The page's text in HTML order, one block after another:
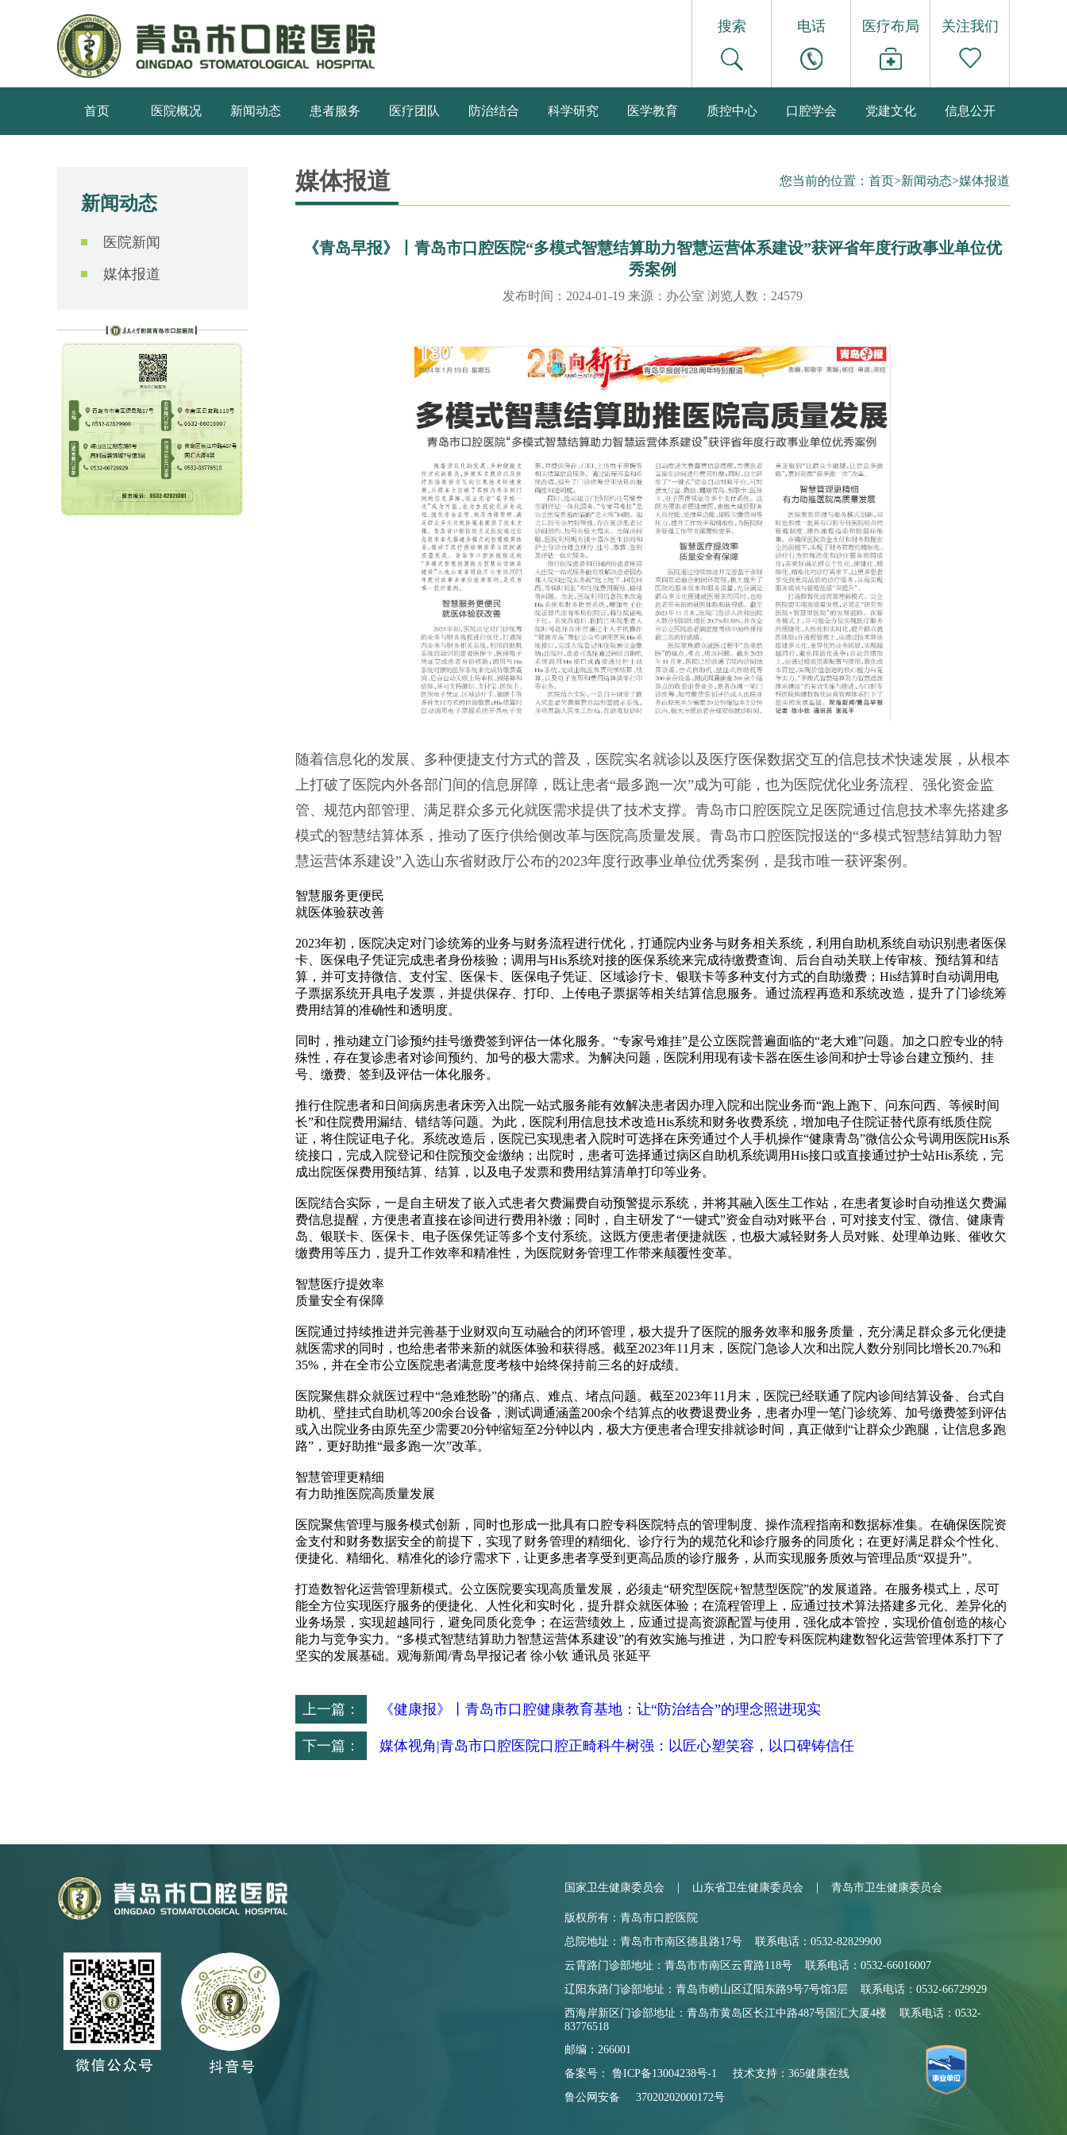
搜索 电话 医疗布局 关注我们
首页 医院概况 新闻动态 患者服务 医疗团队 防治结合 科学研究 医学教育 质控中心 口腔学会 党建文化 信息公开
新闻动态
医院新闻
媒体报道
媒体报道 您当前的位置： 首页>新闻动态>媒体报道
《青岛早报》丨青岛市口腔医院“多模式智慧结算助力智慧运营体系建设”获评省年度行政事业单位优
秀案例
发布时间：2024-01-19 来源：办公室 浏览人数：24579
随着信息化的发展、多种便捷支付方式的普及，医院实名就诊以及医疗医保数据交互的信息技术快速发展，从根本
上打破了医院内外各部门间的信息屏障，既让患者“最多跑一次”成为可能，也为医院优化业务流程、强化资金监
管、规范内部管理、满足群众多元化就医需求提供了技术支撑。青岛市口腔医院立足医院通过信息技术率先搭建多
模式的智慧结算体系，推动了医疗供给侧改革与医院高质量发展。青岛市口腔医院报送的“多模式智慧结算助力智
慧运营体系建设”入选山东省财政厅公布的2023年度行政事业单位优秀案例，是我市唯一获评案例。
智慧服务更便民
就医体验获改善
2023年初，医院决定对门诊统筹的业务与财务流程进行优化，打通院内业务与财务相关系统，利用自助机系统自动识别患者医保
卡、医保电子凭证完成患者身份核验；调用与His系统对接的医保系统来完成待缴费查询、后台自动关联上传审核、预结算和结
算，并可支持微信、支付宝、医保卡、医保电子凭证、区域诊疗卡、银联卡等多种支付方式的自助缴费；His结算时自动调用电
子票据系统开具电子发票，并提供保存、打印、上传电子票据等相关结算信息服务。通过流程再造和系统改造，提升了门诊统筹
费用结算的准确性和透明度。
同时，推动建立门诊预约挂号缴费签到评估一体化服务。“专家号难挂”是公立医院普遍面临的“老大难”问题。加之口腔专业的特
殊性，存在复诊患者对诊间预约、加号的极大需求。为解决问题，医院利用现有读卡器在医生诊间和护士导诊台建立预约、挂
号、缴费、签到及评估一体化服务。
推行住院患者和日间病房患者床旁入出院一站式服务能有效解决患者因办理入院和出院业务而“跑上跑下、问东问西、等候时间
长”和住院费用漏结、错结等问题。为此，医院利用信息技术改造His系统和财务收费系统，增加电子住院证替代原有纸质住院
证，将住院证电子化。系统改造后，医院已实现患者入院时可选择在床旁通过个人手机操作“健康青岛”微信公众号调用医院His系
统接口，完成入院登记和住院预交金缴纳；出院时，患者可选择通过病区自助机系统调用His接口或直接通过护士站His系统，完
成出院医保费用预结算、结算，以及电子发票和费用结算清单打印等业务。
医院结合实际，一是自主研发了嵌入式患者欠费漏费自动预警提示系统，并将其融入医生工作站，在患者复诊时自动推送欠费漏
费信息提醒，方便患者直接在诊间进行费用补缴；同时，自主研发了“一键式”资金自动对账平台，可对接支付宝、微信、健康青
岛、银联卡、医保卡、电子医保凭证等多个支付系统。这既方便患者便捷就医，也极大减轻财务人员对账、处理单边账、催收欠
缴费用等压力，提升工作效率和精准性，为医院财务管理工作带来颠覆性变革。
智慧医疗提效率
质量安全有保障
医院通过持续推进并完善基于业财双向互动融合的闭环管理，极大提升了医院的服务效率和服务质量，充分满足群众多元化便捷
就医需求的同时，也给患者带来新的就医体验和获得感。截至2023年11月末，医院门急诊人次和出院人数分别同比增长20.7%和
35%，并在全市公立医院患者满意度考核中始终保持前三名的好成绩。
医院聚焦群众就医过程中“急难愁盼”的痛点、难点、堵点问题。截至2023年11月末，医院已经联通了院内诊间结算设备、台式自
助机、壁挂式自助机等200余台设备，测试调通涵盖200余个结算点的收费退费业务，患者办理一笔门诊统筹、加号缴费签到评估
或入出院业务由原先至少需要20分钟缩短至2分钟以内，极大方便患者合理安排就诊时间，真正做到“让群众少跑腿，让信息多跑
路”，更好助推“最多跑一次”改革。
智慧管理更精细
有力助推医院高质量发展
医院聚焦管理与服务模式创新，同时也形成一批具有口腔专科医院特点的管理制度、操作流程指南和数据标准集。在确保医院资
金支付和财务数据安全的前提下，实现了财务管理的精细化、诊疗行为的规范化和诊疗服务的同质化；在更好满足群众个性化、
便捷化、精细化、精准化的诊疗需求下，让更多患者享受到更高品质的诊疗服务，从而实现服务质效与管理品质“双提升”。
打造数智化运营管理新模式。公立医院要实现高质量发展，必须走“研究型医院+智慧型医院”的发展道路。在服务模式上，尽可
能全方位实现医疗服务的便捷化、人性化和实时化，提升群众就医体验；在流程管理上，应通过技术算法搭建多元化、差异化的
业务场景，实现超越同行，避免同质化竞争；在运营绩效上，应通过提高资源配置与使用，强化成本管控，实现价值创造的核心
能力与竞争实力。“多模式智慧结算助力智慧运营体系建设”的有效实施与推进，为口腔专科医院构建数智化运营管理体系打下了
坚实的发展基础。观海新闻/青岛早报记者 徐小钦 通讯员 张延平
上一篇： 《健康报》丨青岛市口腔健康教育基地：让“防治结合”的理念照进现实
下一篇： 媒体视角|青岛市口腔医院口腔正畸科牛树强：以匠心塑笑容，以口碑铸信任
国家卫生健康委员会 | 山东省卫生健康委员会 | 青岛市卫生健康委员会
版权所有：青岛市口腔医院
总院地址：青岛市市南区德县路17号 联系电话：0532-82829900
云霄路门诊部地址：青岛市市南区云霄路118号 联系电话：0532-66016007
辽阳东路门诊部地址：青岛市崂山区辽阳东路9号7号馆3层 联系电话：0532-66729929
西海岸新区门诊部地址：青岛市黄岛区长江中路487号国汇大厦4楼 联系电话：0532-
83776518
邮编：266001
备案号： 鲁ICP备13004238号-1 技术支持：365健康在线
鲁公网安备 37020202000172号